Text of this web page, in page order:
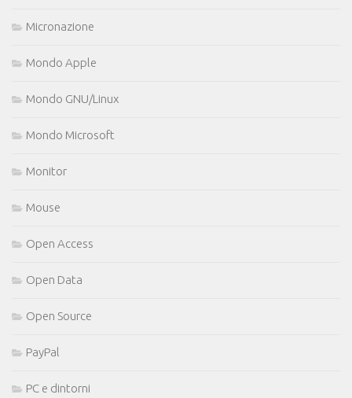
Micronazione
Mondo Apple
Mondo GNU/Linux
Mondo Microsoft
Monitor
Mouse
Open Access
Open Data
Open Source
PayPal
PC e dintorni